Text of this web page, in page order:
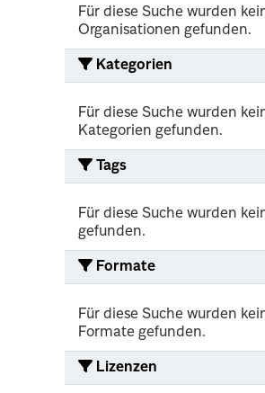
Für diese Suche wurden
Organisationen gefunden.
Kategorien
Für diese Suche wurden
Kategorien gefunden.
Tags
Für diese Suche wurden
gefunden.
Formate
Für diese Suche wurden
Formate gefunden.
Lizenzen